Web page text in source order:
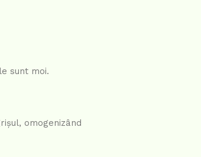
sunt moi.
omogenizând